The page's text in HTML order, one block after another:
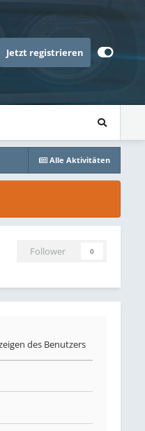
Jetzt registrieren
Alle Aktivitäten
Follower 0
des Benutzers